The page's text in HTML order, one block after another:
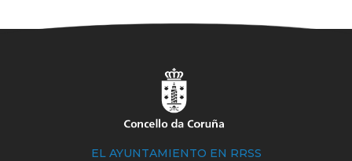
EL AYUNTAMIENTO EN RRSS